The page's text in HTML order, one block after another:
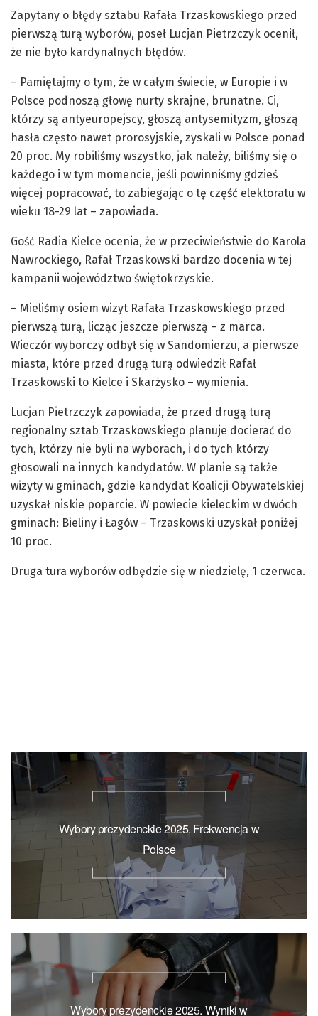
Zapytany o błędy sztabu Rafała Trzaskowskiego przed
pierwszą turą wyborów, poseł Lucjan Pietrzczyk ocenił,
że nie było kardynalnych błędów.
– Pamiętajmy o tym, że w całym świecie, w Europie i w
Polsce podnoszą głowę nurty skrajne, brunatne. Ci,
którzy są antyeuropejscy, głoszą antysemityzm, głoszą
hasła często nawet prorosyjskie, zyskali w Polsce ponad
20 proc. My robiliśmy wszystko, jak należy, biliśmy się o
każdego i w tym momencie, jeśli powinniśmy gdzieś
więcej popracować, to zabiegając o tę część elektoratu w
wieku 18-29 lat – zapowiada.
Gość Radia Kielce ocenia, że w przeciwieństwie do Karola
Nawrockiego, Rafał Trzaskowski bardzo docenia w tej
kampanii województwo świętokrzyskie.
– Mieliśmy osiem wizyt Rafała Trzaskowskiego przed
pierwszą turą, licząc jeszcze pierwszą – z marca.
Wieczór wyborczy odbył się w Sandomierzu, a pierwsze
miasta, które przed drugą turą odwiedził Rafał
Trzaskowski to Kielce i Skarżysko – wymienia.
Lucjan Pietrzczyk zapowiada, że przed drugą turą
regionalny sztab Trzaskowskiego planuje docierać do
tych, którzy nie byli na wyborach, i do tych którzy
głosowali na innych kandydatów. W planie są także
wizyty w gminach, gdzie kandydat Koalicji Obywatelskiej
uzyskał niskie poparcie. W powiecie kieleckim w dwóch
gminach: Bieliny i Łagów – Trzaskowski uzyskał poniżej
10 proc.
Druga tura wyborów odbędzie się w niedzielę, 1 czerwca.
Wybory prezydenckie 2025. Frekwencja w
Polsce
Wybory prezydenckie 2025. Wyniki w